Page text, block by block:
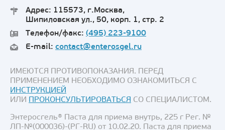
Адрес: 115573, г.Москва,
Шипиловская ул., 50, корп. 1, стр. 2
Телефон/факс: (495) 223-9100
E-mail: contact@enterosgel.ru
ИМЕЮТСЯ ПРОТИВОПОКАЗАНИЯ. ПЕРЕД
ПРИМЕНЕНИЕМ НЕОБХОДИМО ОЗНАКОМИТЬСЯ С
ИНСТРУКЦИЕЙ
ИЛИ ПРОКОНСУЛЬТИРОВАТЬСЯ СО СПЕЦИАЛИСТОМ.
Энтеросгель® Паста для приема внутрь, 225 г Рег. №
ЛП-№(000036)-(РГ-RU) от 10.02.20. Паста для приема